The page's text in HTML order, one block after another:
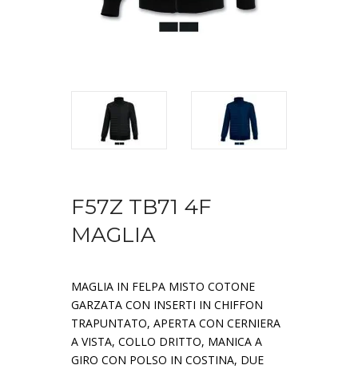
F57Z TB71 4F
MAGLIA
MAGLIA IN FELPA MISTO COTONE
GARZATA CON INSERTI IN CHIFFON
TRAPUNTATO, APERTA CON CERNIERA
A VISTA, COLLO DRITTO, MANICA A
GIRO CON POLSO IN COSTINA, DUE